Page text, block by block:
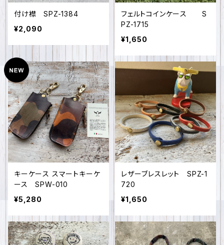
付け襟 SPZ-1384
¥2,090
フェルトコインケース S
PZ-1715
¥1,650
キーケース スマートキーケ
ース SPW-010
¥5,280
レザーブレスレット SPZ-1
720
¥1,650